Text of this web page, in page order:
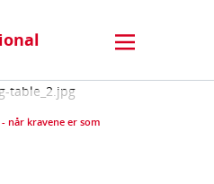
når kravene er som